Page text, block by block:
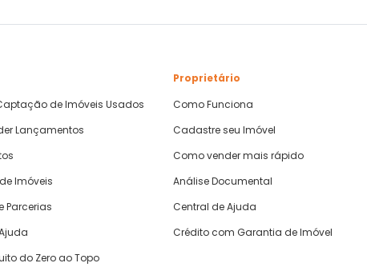
de Imóveis Usados
Lançamentos
Imóveis
Parcerias
do Zero ao Topo
Proprietário
Como Funciona
Cadastre seu Imóvel
Como vender mais rápido
Análise Documental
Central de Ajuda
Crédito com Garantia de Imóvel